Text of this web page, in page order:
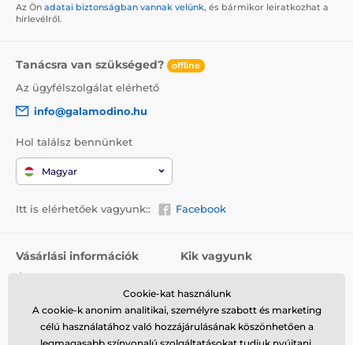
Az Ön adatai biztonságban vannak velünk, és bármikor leiratkozhat a
hírlevélről.
Tanácsra van szükséged? offline
Az ügyfélszolgálat elérhető
info@galamodino.hu
Hol találsz bennünket
Magyar
Itt is elérhetőek vagyunk:: Facebook
Vásárlási információk
Szállítás
Visszaküldés és reklamáció
Kik vagyunk
Elérhetőségek
Együttműködés a
Galamodinóval
Cookie-kat használunk
A cookie-k anonim analitikai, személyre szabott és marketing
célú használatához való hozzájárulásának köszönhetően a